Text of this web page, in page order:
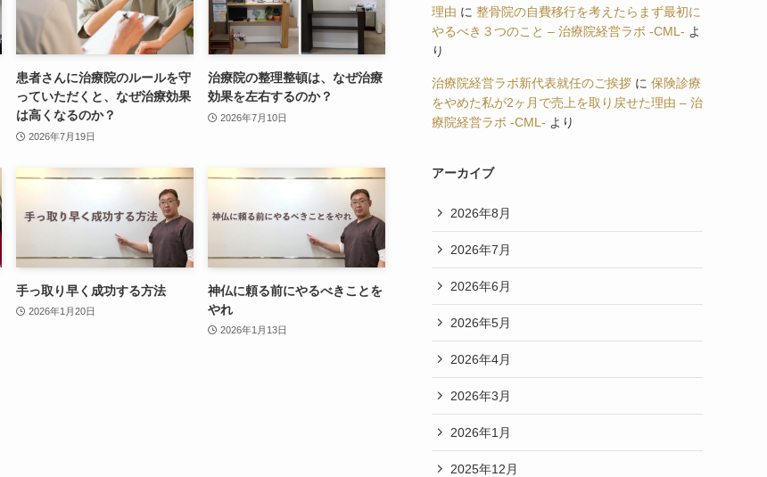
患者さんに治療院のルールを守
っていただくと、なぜ治療効果
は高くなるのか？
2026年7月19日
治療院の整理整頓は、なぜ治療
効果を左右するのか？
2026年7月10日
手っ取り早く成功する方法
2026年1月20日
神仏に頼る前にやるべきことを
やれ
2026年1月13日
理由 に 整骨院の自費移行を考えたらまず最初に
やるべき３つのこと – 治療院経営ラボ -CML- よ
り
治療院経営ラボ新代表就任のご挨拶 に 保険診療
をやめた私が2ヶ月で売上を取り戻せた理由 – 治
療院経営ラボ -CML- より
アーカイブ
2026年8月
2026年7月
2026年6月
2026年5月
2026年4月
2026年3月
2026年1月
2025年12月